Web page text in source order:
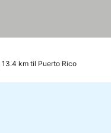
km til Puerto Rico